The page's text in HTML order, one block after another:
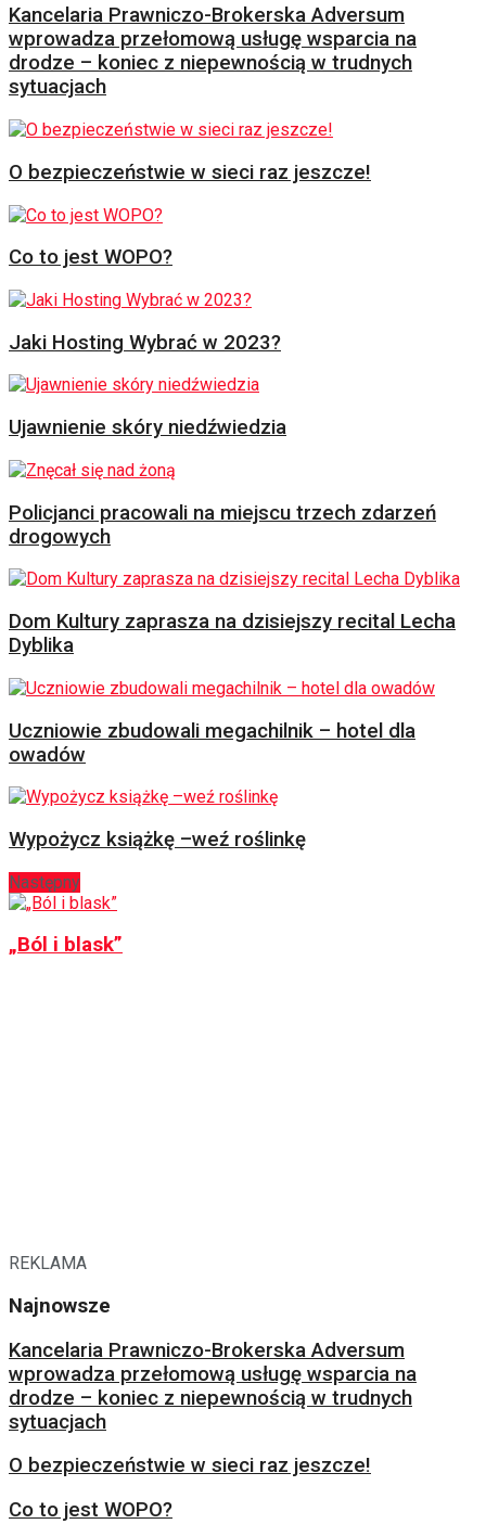
Kancelaria Prawniczo-Brokerska Adversum
wprowadza przełomową usługę wsparcia na
drodze – koniec z niepewnością w trudnych
sytuacjach
O bezpieczeństwie w sieci raz jeszcze!
Co to jest WOPO?
Jaki Hosting Wybrać w 2023?
Ujawnienie skóry niedźwiedzia
Policjanci pracowali na miejscu trzech zdarzeń
drogowych
Dom Kultury zaprasza na dzisiejszy recital Lecha
Dyblika
Uczniowie zbudowali megachilnik – hotel dla
owadów
Wypożycz książkę –weź roślinkę
Następny
„Ból i blask”
REKLAMA
Najnowsze
Kancelaria Prawniczo-Brokerska Adversum
wprowadza przełomową usługę wsparcia na
drodze – koniec z niepewnością w trudnych
sytuacjach
O bezpieczeństwie w sieci raz jeszcze!
Co to jest WOPO?